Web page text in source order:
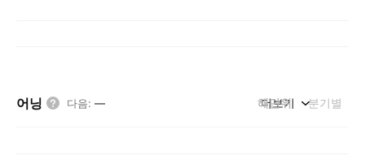
어닝 다음: — 해단위 분기별
더보기